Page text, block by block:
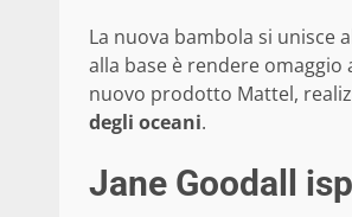
La nuova bambola si unisce
alla base è rendere
nuovo prodotto Mattel,
degli oceani.
Jane Goodall